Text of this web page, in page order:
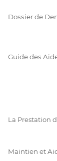
Dossier de
Guide des
La Prestation
Maintien et